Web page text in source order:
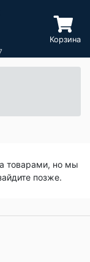
Корзина
товарами, но мы
позже.